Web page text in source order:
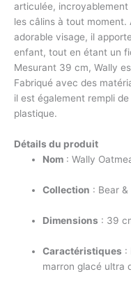
articulée,
les câlins à tout
adorable visage, il
enfant, tout en étant un
Mesurant 39 cm, Wally
Fabriqué avec des
il est également rempli
plastique.
Détails du produit
Nom : Wally
Collection : Bear &
Dimensions : 39
Caractéristiques :
marron glacé ultra